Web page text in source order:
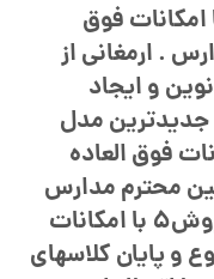
فوق
. ارمغانی از
و ایجاد
جدیدترین مدل
فوق العاده
محترم مدارس
می‌باشد. زنگ هوشمند مدل سروش5 با امکانات
و پایان کلاسهای